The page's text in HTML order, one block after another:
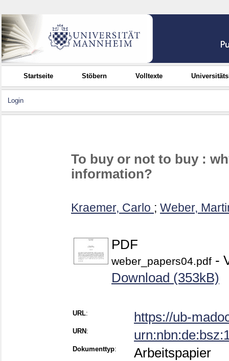
Startseite Stöbern Volltexte
Login
To buy or not to buy :
information?
Kraemer, Carlo ; Weber,
PDF
weber_papers04.pdf -
Download (353kB)
URL: https://ub-
URN :
Dokumenttyp: Arbeitspapier